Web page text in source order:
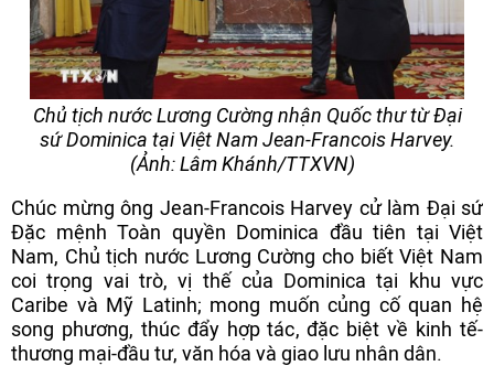
Chủ tịch nước Lương Cường nhận Quốc thư từ Đại
sứ Dominica tại Việt Nam Jean-Francois Harvey.
(Ảnh: Lâm Khánh/TTXVN)
Chúc mừng ông Jean-Francois Harvey cử làm Đại sứ
Đặc mệnh Toàn quyền Dominica đầu tiên tại Việt
Nam, Chủ tịch nước Lương Cường cho biết Việt Nam
coi trọng vai trò, vị thế của Dominica tại khu vực
Caribe và Mỹ Latinh; mong muốn củng cố quan hệ
song phương, thúc đẩy hợp tác, đặc biệt về kinh tế-
thương mại-đầu tư, văn hóa và giao lưu nhân dân.